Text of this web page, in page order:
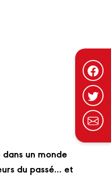
un monde
du passé… et